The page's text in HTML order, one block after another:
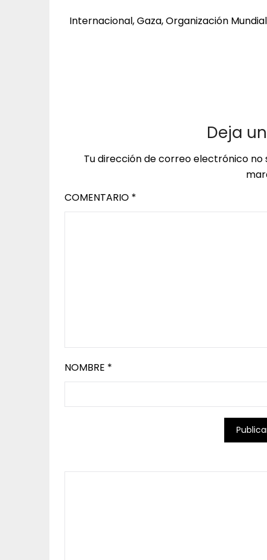
Internacional, Gaza, Organización
Deja
Tu dirección de correo electrónico no
COMENTARIO *
NOMBRE *